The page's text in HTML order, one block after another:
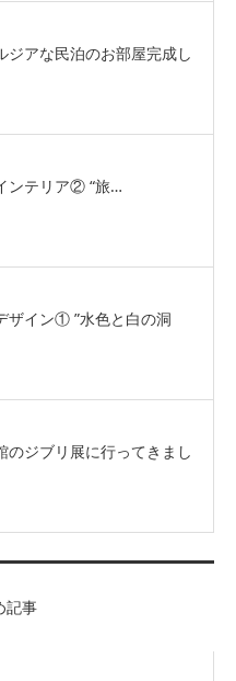
ジアな民泊のお部屋完成し
ンテリア② “旅…
ザイン① ”水色と白の洞
のジブリ展に行ってきまし
記事